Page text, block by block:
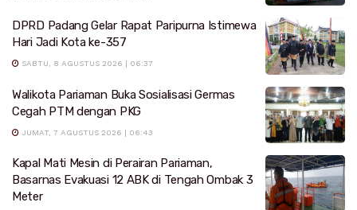
DPRD Padang Gelar Rapat Paripurna Istimewa
Hari Jadi Kota ke-357
SABTU, 8 AGUSTUS 2026 | 06:37
Walikota Pariaman Buka Sosialisasi Germas
Cegah PTM dengan PKG
JUMAT, 7 AGUSTUS 2026 | 06:43
Kapal Mati Mesin di Perairan Pariaman,
Basarnas Evakuasi 12 ABK di Tengah Ombak 3
Meter